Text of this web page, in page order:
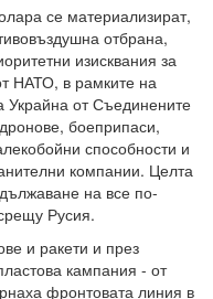
се материализират,
отбрана,
изисквания за
НАТО, в рамките на
Украйна от Съединените
боеприпаси,
способности и
компании. Целта
на все по-
Русия.
и ракети и през
кампания - от
фронтовата линия в